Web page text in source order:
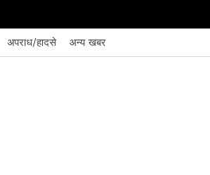
अपराध/हादसे अन्य खबर